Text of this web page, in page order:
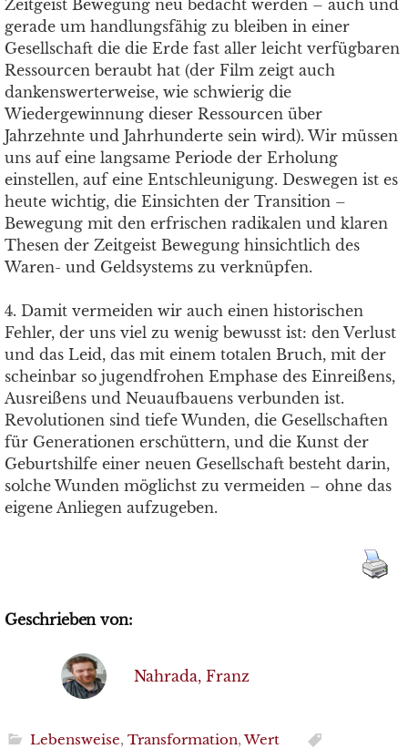
Zeitgeist Bewegung neu bedacht werden – auch und
gerade um handlungsfähig zu bleiben in einer
Gesellschaft die die Erde fast aller leicht verfügbaren
Ressourcen beraubt hat (der Film zeigt auch
dankenswerterweise, wie schwierig die
Wiedergewinnung dieser Ressourcen über
Jahrzehnte und Jahrhunderte sein wird). Wir müssen
uns auf eine langsame Periode der Erholung
einstellen, auf eine Entschleunigung. Deswegen ist es
heute wichtig, die Einsichten der Transition –
Bewegung mit den erfrischen radikalen und klaren
Thesen der Zeitgeist Bewegung hinsichtlich des
Waren- und Geldsystems zu verknüpfen.
4. Damit vermeiden wir auch einen historischen
Fehler, der uns viel zu wenig bewusst ist: den Verlust
und das Leid, das mit einem totalen Bruch, mit der
scheinbar so jugendfrohen Emphase des Einreißens,
Ausreißens und Neuaufbauens verbunden ist.
Revolutionen sind tiefe Wunden, die Gesellschaften
für Generationen erschüttern, und die Kunst der
Geburtshilfe einer neuen Gesellschaft besteht darin,
solche Wunden möglichst zu vermeiden – ohne das
eigene Anliegen aufzugeben.
Geschrieben von:
Nahrada, Franz
Lebensweise, Transformation,Wert